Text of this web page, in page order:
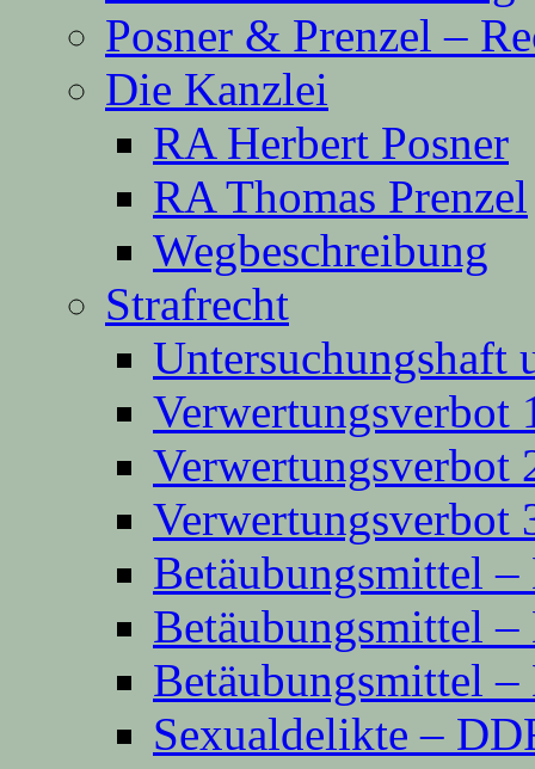
Posner & Prenzel –
Die Kanzlei
RA Herbert Posner
RA Thomas Prenzel
Wegbeschreibung
Strafrecht
Untersuchungshaft
Verwertungsverbot
Verwertungsverbot
Verwertungsverbot
Betäubungsmittel
Betäubungsmittel
Betäubungsmittel
Sexualdelikte –